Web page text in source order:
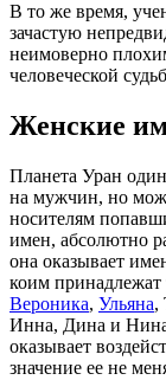
В то же время,
зачастую
неимоверно
человеческой
Женские
Планета Уран
на мужчин, но
носителям
имен, абсолютно
она оказывает
коим принадлежат
Вероника, Ульяна,
Инна, Дина и
оказывает
значение ее не